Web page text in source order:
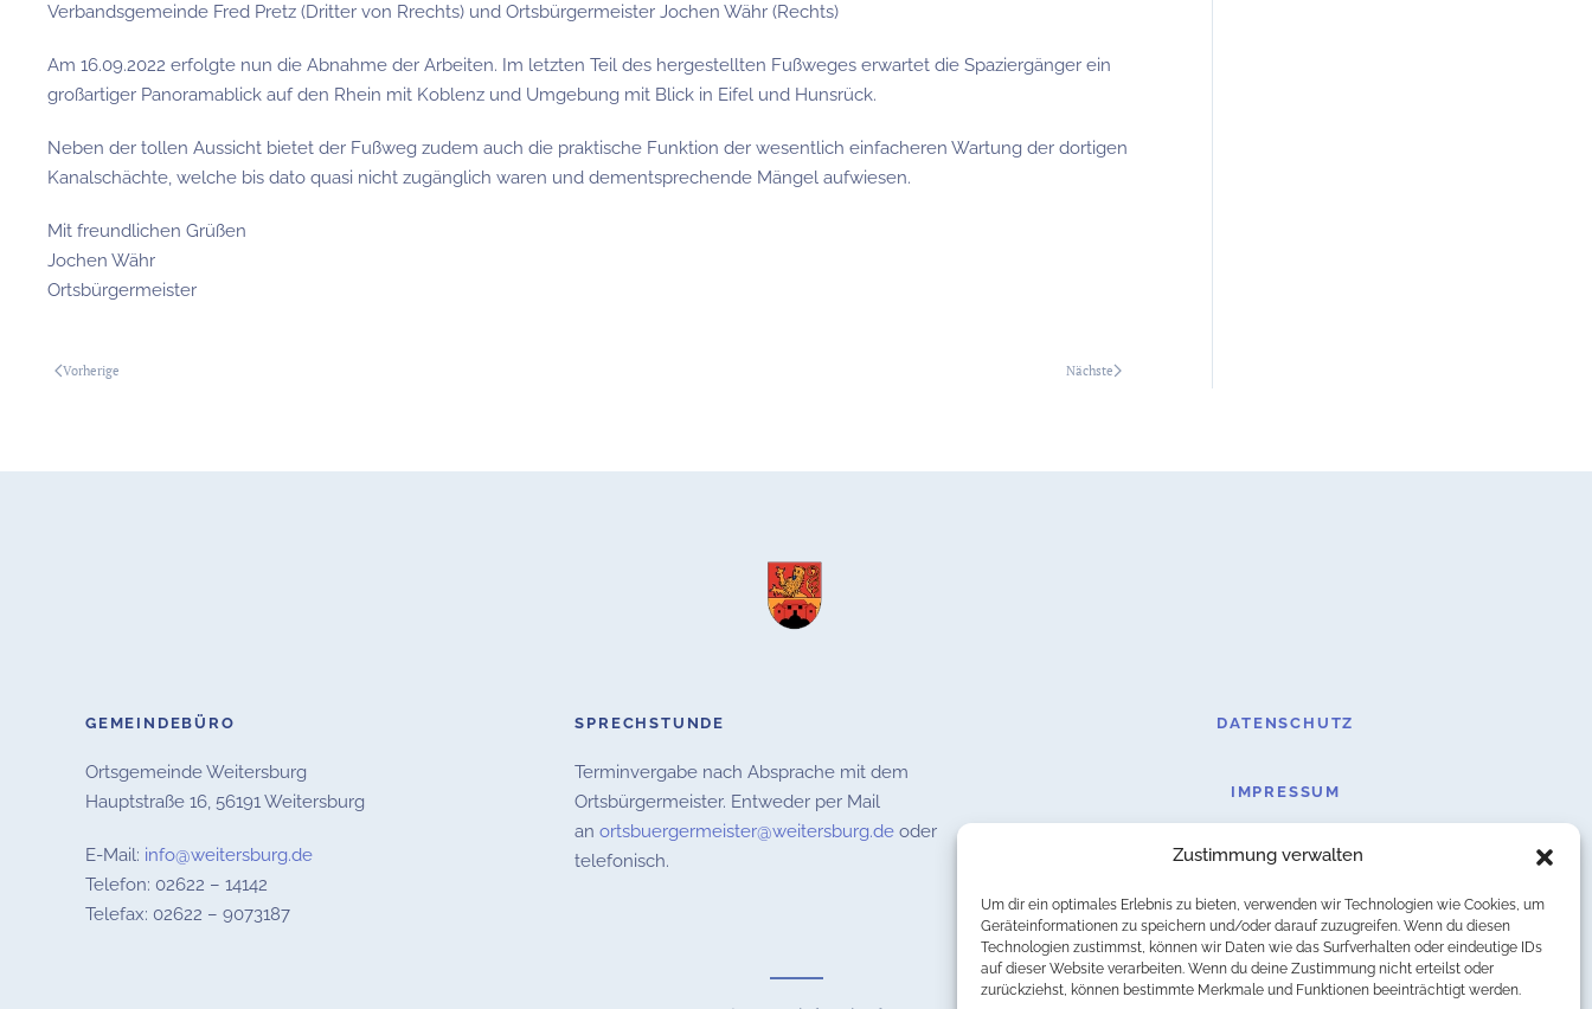
Zustimmung verwalten
Um dir ein optimales Erlebnis zu bieten, verwenden wir Technologien wie Cookies, um
Geräteinformationen zu speichern und/oder darauf zuzugreifen. Wenn du diesen
Technologien zustimmst, können wir Daten wie das Surfverhalten oder eindeutige IDs
auf dieser Website verarbeiten. Wenn du deine Zustimmung nicht erteilst oder
zurückziehst, können bestimmte Merkmale und Funktionen beeinträchtigt werden.
Verbandsgemeinde Fred Pretz (Dritter von Rrechts) und Ortsbürgermeister Jochen Währ (Rechts)
Am 16.09.2022 erfolgte nun die Abnahme der Arbeiten. Im letzten Teil des hergestellten Fußweges erwartet die Spaziergänger ein
großartiger Panoramablick auf den Rhein mit Koblenz und Umgebung mit Blick in Eifel und Hunsrück.
Neben der tollen Aussicht bietet der Fußweg zudem auch die praktische Funktion der wesentlich einfacheren Wartung der dortigen
Kanalschächte, welche bis dato quasi nicht zugänglich waren und dementsprechende Mängel aufwiesen.
Mit freundlichen Grüßen
Jochen Währ
Ortsbürgermeister
Vorherige Nächste
GEMEINDEBÜRO
Ortsgemeinde Weitersburg
Hauptstraße 16, 56191 Weitersburg
E-Mail: info@weitersburg.de
Telefon: 02622 – 14142
Telefax: 02622 – 9073187
SPRECHSTUNDE
Terminvergabe nach Absprache mit dem
Ortsbürgermeister. Entweder per Mail
anortsbuergermeister@weitersburg.de oder
telefonisch.
DATENSCHUTZ
IMPRESSUM